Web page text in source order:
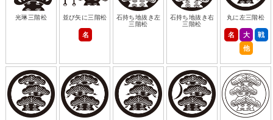
光琳三階松 並び矢に三階松
名
石持ち地抜き左
三階松
石持ち地抜き右
三階松
丸に左三階松
名 大
戦
他